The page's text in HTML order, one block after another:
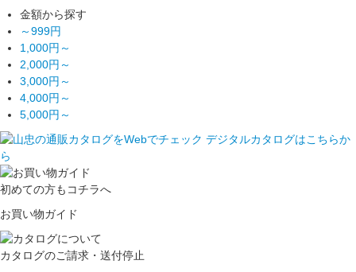
金額から探す
～999円
1,000円～
2,000円～
3,000円～
4,000円～
5,000円～
初めての方もコチラへ
お買い物ガイド
カタログのご請求・送付停止